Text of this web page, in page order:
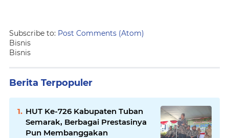
Subscribe to: Post Comments (Atom)
Bisnis
Bisnis
Berita Terpopuler
HUT Ke-726 Kabupaten Tuban
Semarak, Berbagai Prestasinya
Pun Membanggakan